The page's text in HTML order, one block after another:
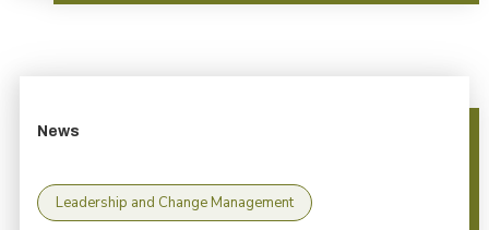
News
Leadership and Change Management